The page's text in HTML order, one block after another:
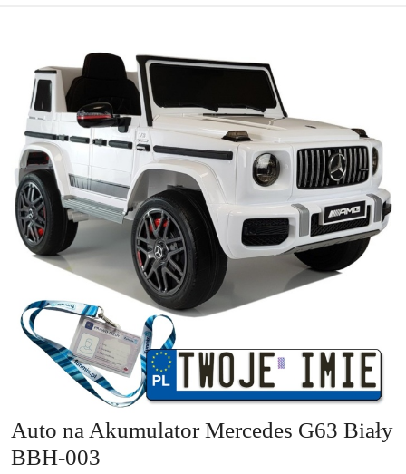
Auto na Akumulator Mercedes G63 Biały
BBH-003